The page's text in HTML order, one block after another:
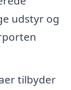
udstyr og
tilbyder